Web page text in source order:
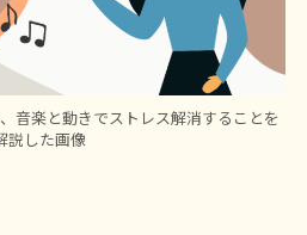
音楽と動きでストレス解消することを
説した画像